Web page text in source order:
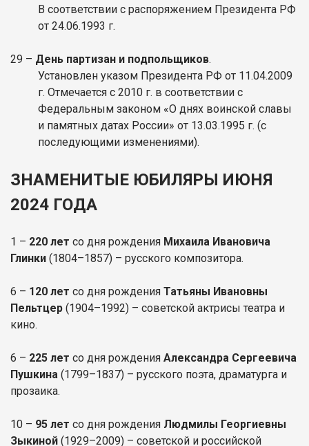
В соответствии с распоряжением Президента РФ
от 24.06.1993 г.
29 – День партизан и подпольщиков.
Установлен указом Президента РФ от 11.04.2009
г. Отмечается с 2010 г. в соответствии с
Федеральным законом «О днях воинской славы
и памятных датах России» от 13.03.1995 г. (с
последующими изменениями).
ЗНАМЕНИТЫЕ ЮБИЛЯРЫ ИЮНЯ
2024 ГОДА
1 – 220 лет со дня рождения Михаила Ивановича
Глинки (1804–1857) – русского композитора.
6 – 120 лет со дня рождения Татьяны Ивановны
Пельтцер (1904–1992) – советской актрисы театра и
кино.
6 – 225 лет со дня рождения Александра Сергеевича
Пушкина (1799–1837) – русского поэта, драматурга и
прозаика.
10 – 95 лет со дня рождения Людмилы Георгиевны
Зыкиной (1929–2009) – советской и российской